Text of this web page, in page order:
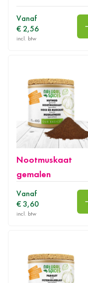
Vanaf
€ 2,56
Nootmuskaat
gemalen
Vanaf
€ 3,60